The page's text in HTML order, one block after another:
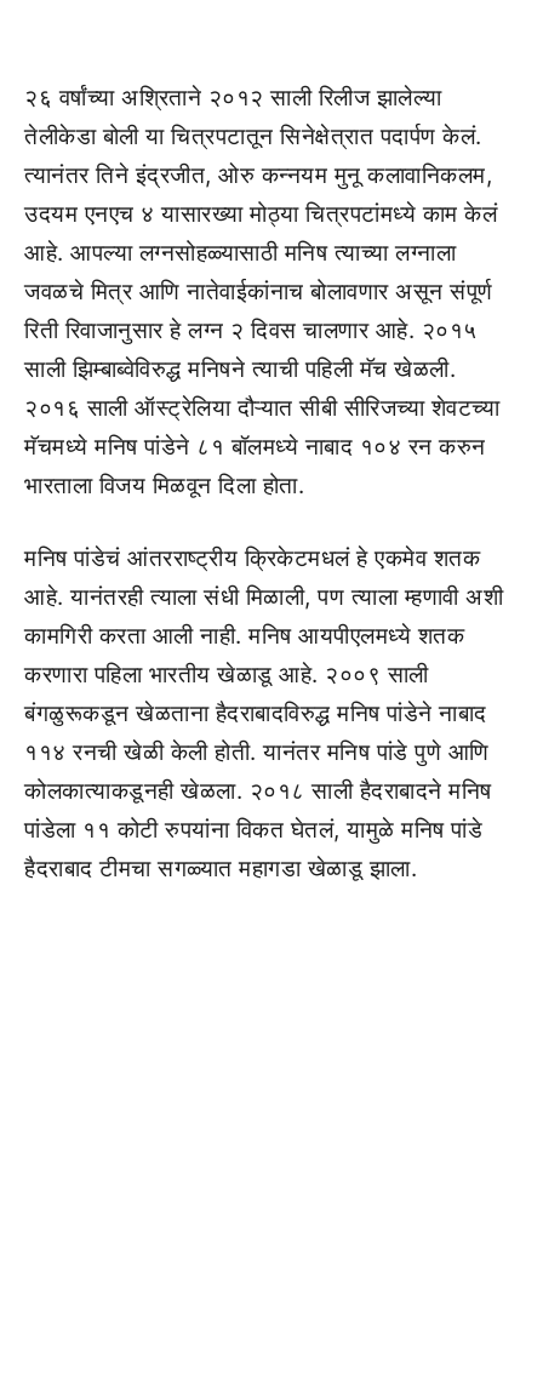
२६ वर्षांच्या अश्रिताने २०१२ साली रिलीज झालेल्या
तेलीकेडा बोली या चित्रपटातून सिनेक्षेत्रात पदार्पण केलं.
त्यानंतर तिने इंद्रजीत, ओरु कन्नयम मुनू कलावानिकलम,
उदयम एनएच ४ यासारख्या मोठ्या चित्रपटांमध्ये काम केलं
आहे. आपल्या लग्नसोहळ्यासाठी मनिष त्याच्या लग्नाला
जवळचे मित्र आणि नातेवाईकांनाच बोलावणार असून संपूर्ण
रिती रिवाजानुसार हे लग्न २ दिवस चालणार आहे. २०१५
साली झिम्बाब्वेविरुद्ध मनिषने त्याची पहिली मॅच खेळली.
२०१६ साली ऑस्ट्रेलिया दौऱ्यात सीबी सीरिजच्या शेवटच्या
मॅचमध्ये मनिष पांडेने ८१ बॉलमध्ये नाबाद १०४ रन करुन
भारताला विजय मिळवून दिला होता.
मनिष पांडेचं आंतरराष्ट्रीय क्रिकेटमधलं हे एकमेव शतक
आहे. यानंतरही त्याला संधी मिळाली, पण त्याला म्हणावी अशी
कामगिरी करता आली नाही. मनिष आयपीएलमध्ये शतक
करणारा पहिला भारतीय खेळाडू आहे. २००९ साली
बंगळुरूकडून खेळताना हैदराबादविरुद्ध मनिष पांडेने नाबाद
११४ रनची खेळी केली होती. यानंतर मनिष पांडे पुणे आणि
कोलकात्याकडूनही खेळला. २०१८ साली हैदराबादने मनिष
पांडेला ११ कोटी रुपयांना विकत घेतलं, यामुळे मनिष पांडे
हैदराबाद टीमचा सगळ्यात महागडा खेळाडू झाला.